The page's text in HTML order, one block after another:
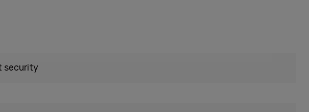
security